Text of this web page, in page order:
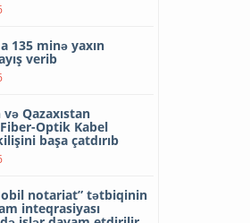
135 minə yaxın
verib
Qazaxıstan
Optik Kabel
başa çatdırıb
notariat” tətbiqinin
inteqrasiyası